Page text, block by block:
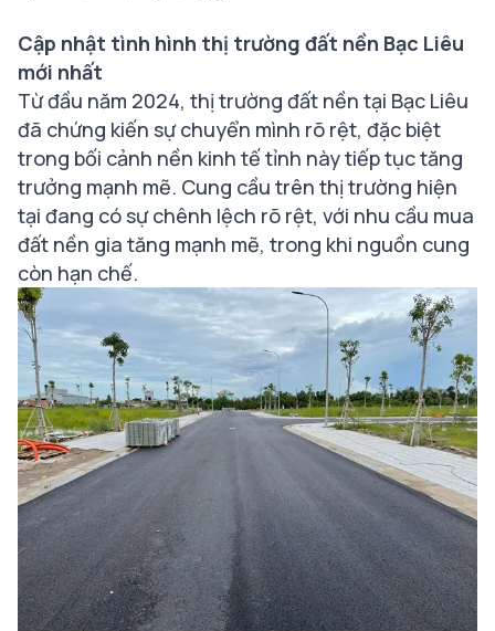
Cập nhật tình hình thị trường đất nền Bạc Liêu
mới nhất
Từ đầu năm 2024, thị trường đất nền tại Bạc Liêu
đã chứng kiến sự chuyển mình rõ rệt, đặc biệt
trong bối cảnh nền kinh tế tỉnh này tiếp tục tăng
trưởng mạnh mẽ. Cung cầu trên thị trường hiện
tại đang có sự chênh lệch rõ rệt, với nhu cầu mua
đất nền gia tăng mạnh mẽ, trong khi nguồn cung
còn hạn chế.